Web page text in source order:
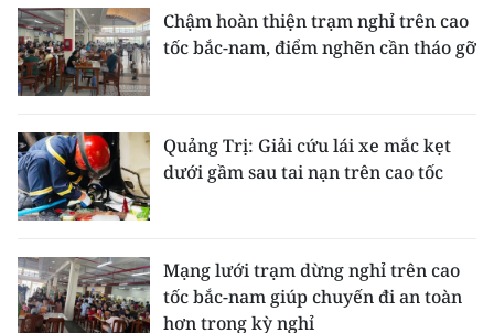
Media Giáo dục
Media Y tế
Media Khoa học - Công nghệ
Media Môi trường
Infographic
Chậm hoàn thiện trạm nghỉ trên cao
tốc bắc-nam, điểm nghẽn cần tháo gỡ
Quảng Trị: Giải cứu lái xe mắc kẹt
dưới gầm sau tai nạn trên cao tốc
Mạng lưới trạm dừng nghỉ trên cao
tốc bắc-nam giúp chuyến đi an toàn
hơn trong kỳ nghỉ